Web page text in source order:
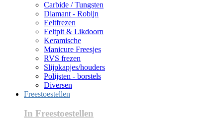
Carbide / Tungsten
Diamant - Robijn
Eeltfrezen
Eeltpit & Likdoorn
Keramische
Manicure Freesjes
RVS frezen
Slijpkapjes/houders
Polijsten - borstels
Diversen
Freestoestellen
In Freestoestellen